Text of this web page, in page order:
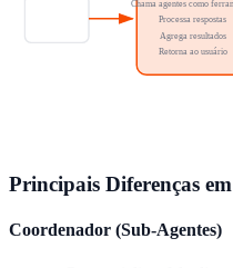
Chama agentes como
Processa respostas
Agrega resultados
Retorna ao usuário
Principais Diferenças
Coordenador (Sub-Agentes)